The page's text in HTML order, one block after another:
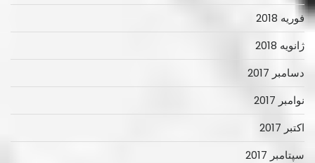
فوریه 2018
ژانویه 2018
دسامبر 2017
نوامبر 2017
اکتبر 2017
سپتامبر 2017